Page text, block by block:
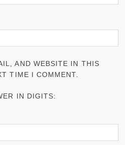
AND WEBSITE IN THIS
TIME I COMMENT.
IN DIGITS: